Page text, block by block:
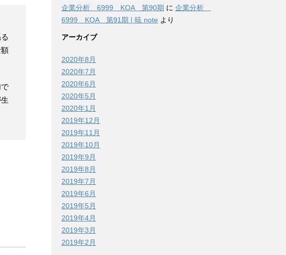
企業分析 6999 KOA 第90期 に 企業分析
6999 KOA 第91期 | 暁 note より
アーカイブ
2020年8月
2020年7月
2020年6月
2020年5月
2020年1月
2019年12月
2019年11月
2019年10月
2019年9月
2019年8月
2019年7月
2019年6月
2019年5月
2019年4月
2019年3月
2019年2月